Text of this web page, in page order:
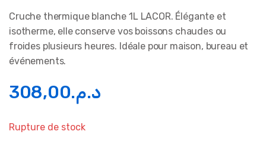
Cruche thermique blanche 1L LACOR. Élégante et
isotherme, elle conserve vos boissons chaudes ou
froides plusieurs heures. Idéale pour maison, bureau et
événements.
د.م.308,00
Rupture de stock